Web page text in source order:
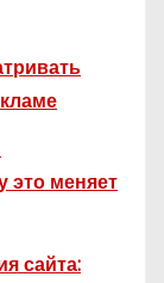
это меняет
сайта: